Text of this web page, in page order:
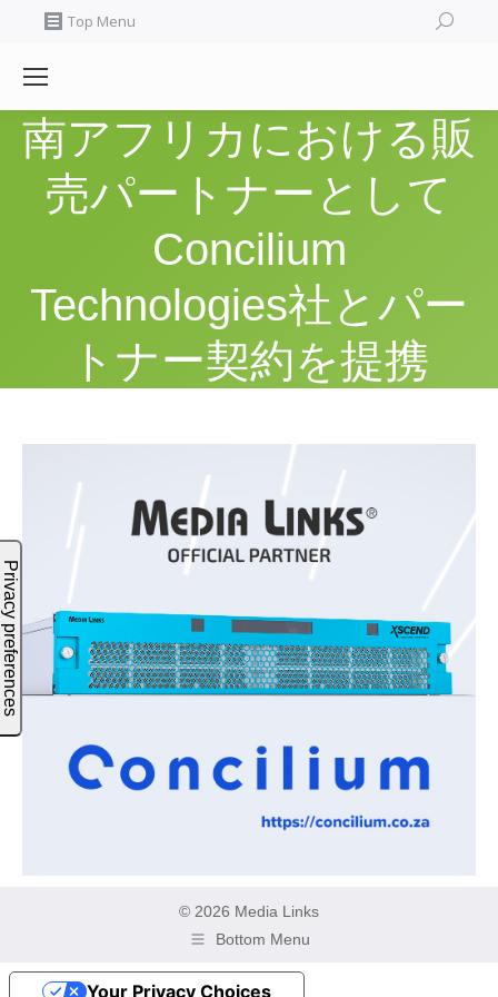
Top Menu Search:
南アフリカにおける販
売パートナーとして
Concilium
Technologies社とパー
トナー契約を提携
© 2026 Media Links
Bottom Menu
Your Privacy Choices